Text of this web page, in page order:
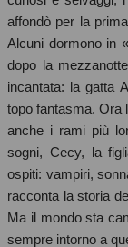
affondò per la
Alcuni dormono in
dopo la
incantata: la gatta
topo fantasma. Ora
anche i rami più
sogni, Cecy, la
ospiti: vampiri,
racconta la storia
Ma il mondo sta
sempre intorno a